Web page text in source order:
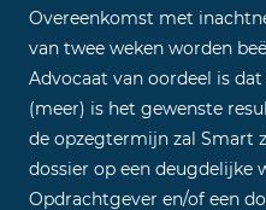
Overeenkomst met
van twee weken worden
Advocaat van oordeel is
(meer) is het gewenste
de opzegtermijn zal Smart
dossier op een deugdelijke
Opdrachtgever en/of een